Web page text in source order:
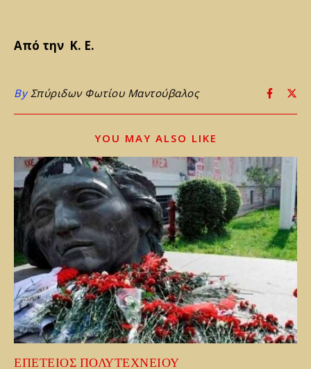
Από την Κ. Ε.
By Σπύριδων Φωτίου Μαντούβαλος
YOU MAY ALSO LIKE
ΕΠΕΤΕΙΟΣ ΠΟΛΥΤΕΧΝΕΙΟΥ